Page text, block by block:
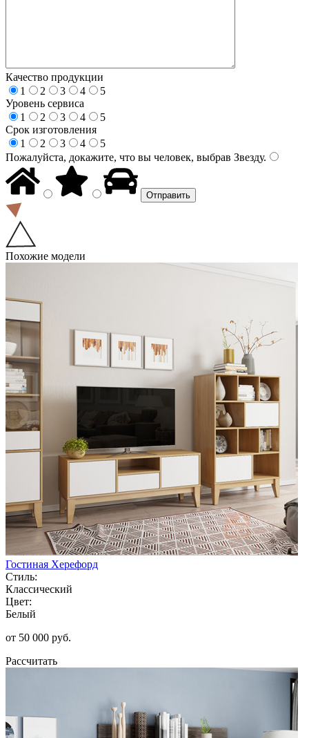
Качество продукции
1
2 3 4
5
Уровень сервиса
1
2 3 4
5
Срок изготовления
1
2 3 4
5
Пожалуйста, докажите, что вы человек, выбрав Звезду.
Похожие модели
Гостиная Херефорд
Стиль:
Классический
Цвет:
Белый
от 50 000 руб.
Рассчитать